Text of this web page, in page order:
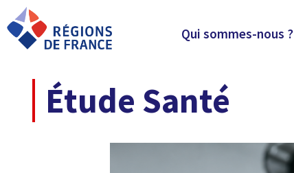
Qui sommes-nous ?
Étude Santé